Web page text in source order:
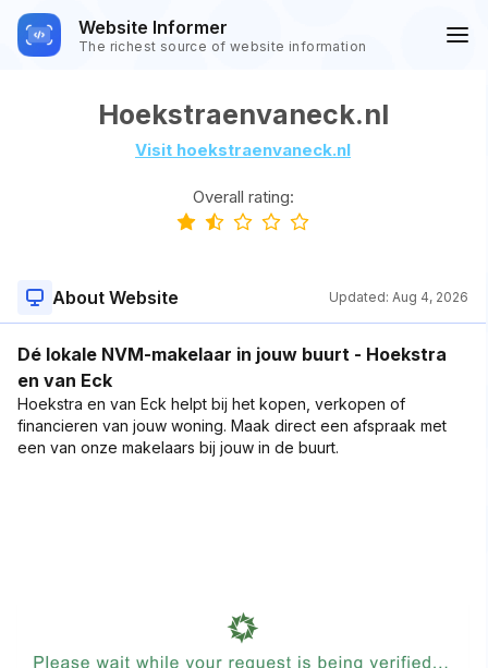
Website Informer
The richest source of website information
Hoekstraenvaneck.nl
Visit hoekstraenvaneck.nl
Overall rating:
About Website Updated: Aug 4, 2026
Dé lokale NVM-makelaar in jouw buurt - Hoekstra
en van Eck
Hoekstra en van Eck helpt bij het kopen, verkopen of
financieren van jouw woning. Maak direct een afspraak met
een van onze makelaars bij jouw in de buurt.